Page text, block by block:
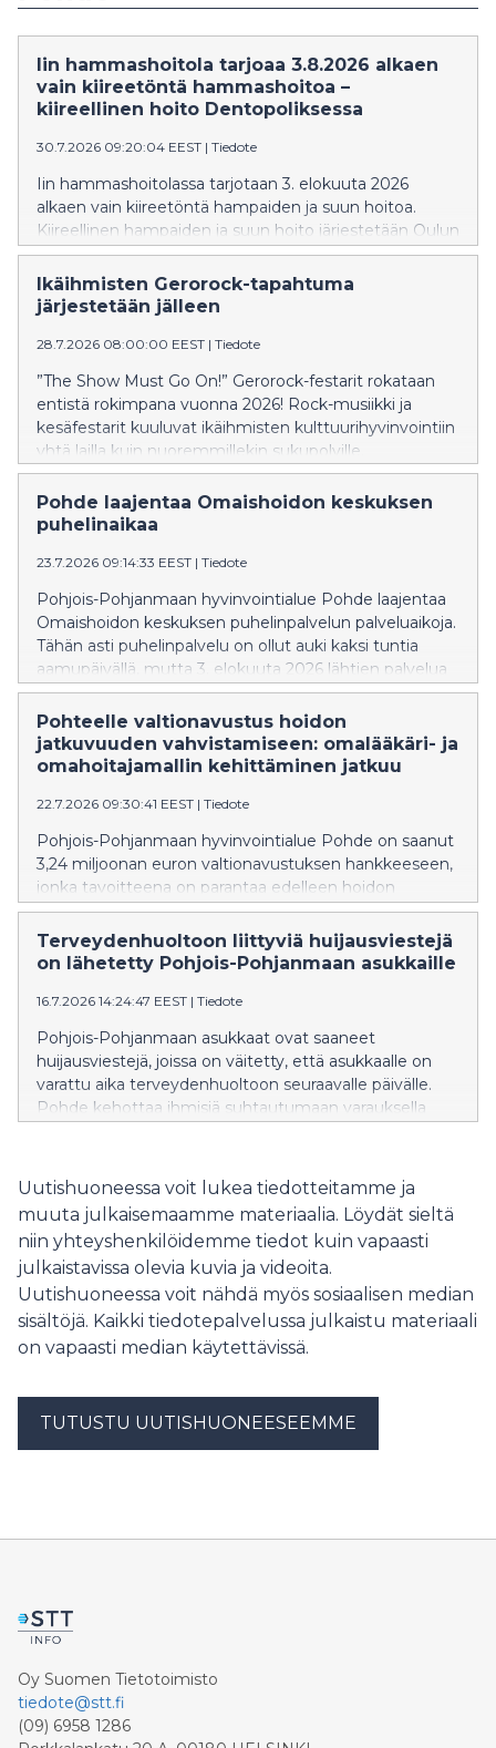
Iin hammashoitola tarjoaa 3.8.2026 alkaen
vain kiireetöntä hammashoitoa –
kiireellinen hoito Dentopoliksessa
30.7.2026 09:20:04 EEST | Tiedote
Iin hammashoitolassa tarjotaan 3. elokuuta 2026
alkaen vain kiireetöntä hampaiden ja suun hoitoa.
Kiireellinen hampaiden ja suun hoito järjestetään Oulun
Dentopoliksessa.
Ikäihmisten Gerorock-tapahtuma
järjestetään jälleen
28.7.2026 08:00:00 EEST | Tiedote
”The Show Must Go On!” Gerorock-festarit rokataan
entistä rokimpana vuonna 2026! Rock-musiikki ja
kesäfestarit kuuluvat ikäihmisten kulttuurihyvinvointiin
yhtä lailla kuin nuoremmillekin sukupolville.
Pohde laajentaa Omaishoidon keskuksen
puhelinaikaa
23.7.2026 09:14:33 EEST | Tiedote
Pohjois-Pohjanmaan hyvinvointialue Pohde laajentaa
Omaishoidon keskuksen puhelinpalvelun palveluaikoja.
Tähän asti puhelinpalvelu on ollut auki kaksi tuntia
aamupäivällä, mutta 3. elokuuta 2026 lähtien palvelua
saa myös kello 12–14.
Pohteelle valtionavustus hoidon
jatkuvuuden vahvistamiseen: omalääkäri- ja
omahoitajamallin kehittäminen jatkuu
22.7.2026 09:30:41 EEST | Tiedote
Pohjois-Pohjanmaan hyvinvointialue Pohde on saanut
3,24 miljoonan euron valtionavustuksen hankkeeseen,
jonka tavoitteena on parantaa edelleen hoidon
jatkuvuutta ja sujuvoittaa perusterveydenhuollon
palveluja.
Terveydenhuoltoon liittyviä huijausviestejä
on lähetetty Pohjois-Pohjanmaan asukkaille
16.7.2026 14:24:47 EEST | Tiedote
Pohjois-Pohjanmaan asukkaat ovat saaneet
huijausviestejä, joissa on väitetty, että asukkaalle on
varattu aika terveydenhuoltoon seuraavalle päivälle.
Pohde kehottaa ihmisiä suhtautumaan varauksella
Uutishuoneessa voit lukea tiedotteitamme ja
muuta julkaisemaamme materiaalia. Löydät sieltä
niin yhteyshenkilöidemme tiedot kuin vapaasti
julkaistavissa olevia kuvia ja videoita.
Uutishuoneessa voit nähdä myös sosiaalisen median
sisältöjä. Kaikki tiedotepalvelussa julkaistu materiaali
on vapaasti median käytettävissä.
TUTUSTU UUTISHUONEESEEMME
Oy Suomen Tietotoimisto
tiedote@stt.fi
(09) 6958 1286